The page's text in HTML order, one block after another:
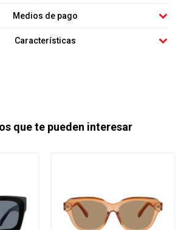
Medios de pago
Características
que te pueden interesar